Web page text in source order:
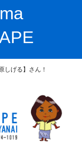
しげる】さん！